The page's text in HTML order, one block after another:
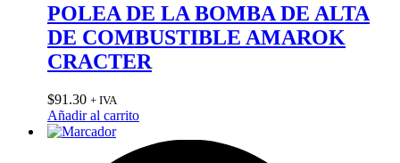
POLEA DE LA BOMBA DE ALTA
DE COMBUSTIBLE AMAROK
CRACTER
$91.30 + IVA
Añadir al carrito